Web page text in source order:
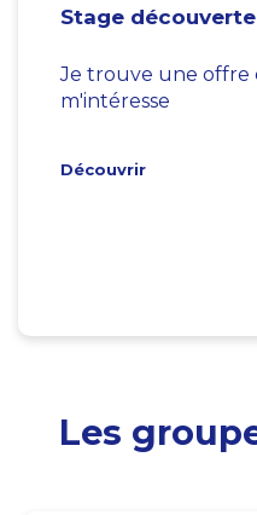
Stage
Je trouve une offre
m'intéresse
Découvrir
Les